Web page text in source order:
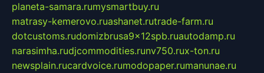
planeta-samara.rumysmartbuy.ru
matrasy-kemerovo.ruashanet.rutrade-farm.ru
dotcustoms.rudomizbrusa9x12spb.ruautodamp.ru
narasimha.rudjcommodities.runv750.rux-ton.ru
newsplain.rucardvoice.rumodopaper.rumanunae.ru